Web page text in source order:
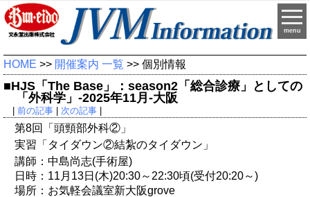
menu
HOME >> 開催案内 一覧 >> 個別情報
■HJS「The Base」：season2「総合診療」としての
「外科学」-2025年11月-大阪
| 前の記事| 次の記事|
第8回「頭頸部外科②」
実習「タイダウン②結紮のタイダウン」
講師：中島尚志(手術屋)
日時：11月13日(木)20:30～22:30頃(受付20:20～)
場所：お気軽会議室新大阪grove